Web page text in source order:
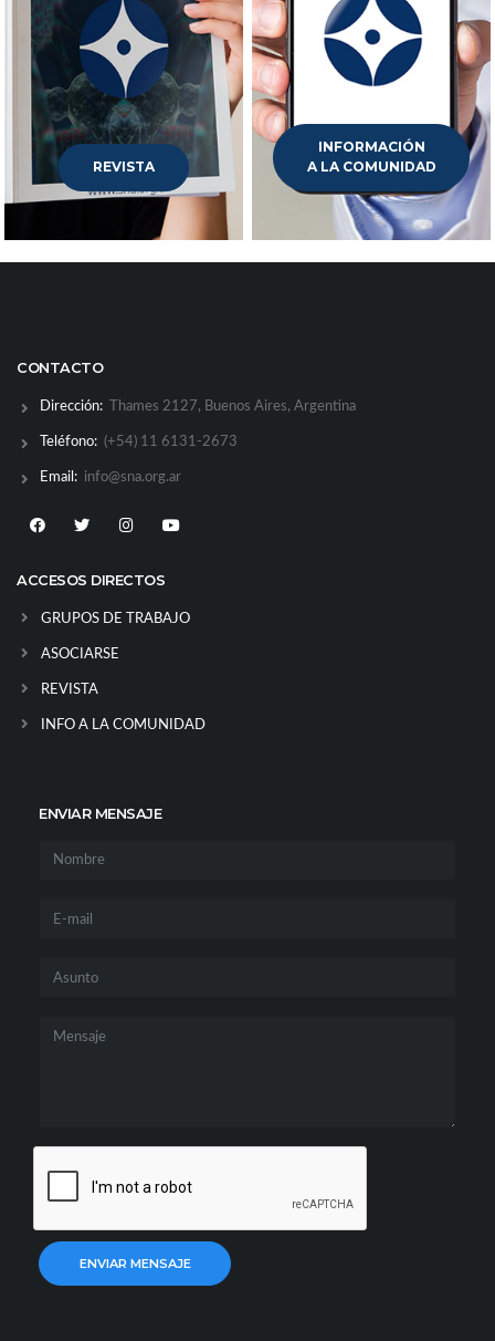
REVISTA
INFORMACIÓN
A LA COMUNIDAD
CONTACTO
Dirección: Thames 2127, Buenos Aires, Argentina
Teléfono: (+54) 11 6131-2673
Email: info@sna.org.ar
ACCESOS DIRECTOS
GRUPOS DE TRABAJO
ASOCIARSE
REVISTA
INFO A LA COMUNIDAD
ENVIAR MENSAJE
ENVIAR MENSAJE